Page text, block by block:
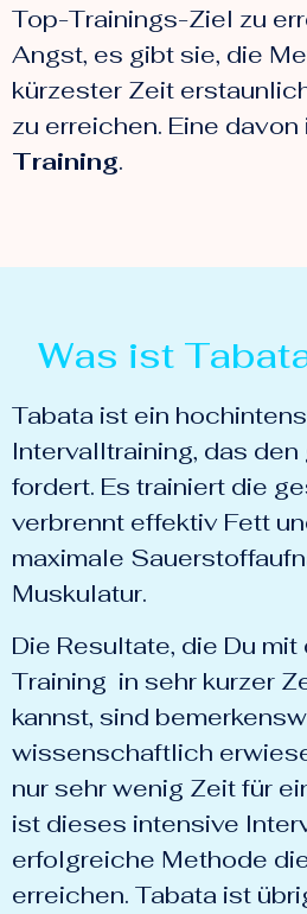
Top-Trainings-Ziel zu
Angst, es gibt sie, die
kürzester Zeit
zu erreichen. Eine davon
Training.
Was ist
Tabata ist ein
Intervalltraining, das
fordert. Es trainiert die
verbrennt effektiv Fett
maximale
Muskulatur.
Die Resultate, die Du mit
Training in sehr kurzer
kannst, sind
wissenschaftlich
nur sehr wenig Zeit für
ist dieses intensive
erfolgreiche Methode
erreichen. Tabata ist